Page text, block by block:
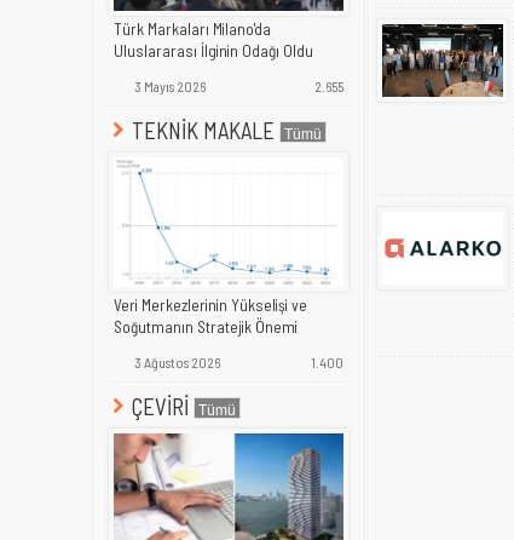
Türk Markaları Milano'da
Uluslararası İlginin Odağı Oldu
3 Mayıs 2026 2.655
TEKNİK MAKALE
Veri Merkezlerinin Yükselişi ve
Soğutmanın Stratejik Önemi
3 Ağustos 2026 1.400
ÇEVİRİ